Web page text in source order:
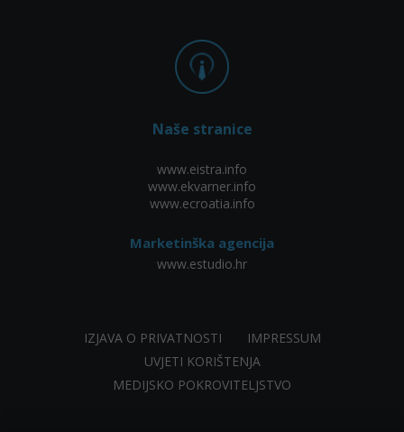
Naše stranice
www.eistra.info
www.ekvarner.info
www.ecroatia.info
Marketinška agencija
www.estudio.hr
IZJAVA O PRIVATNOSTI
IMPRESSUM
UVJETI KORIŠTENJA
MEDIJSKO POKROVITELJSTVO